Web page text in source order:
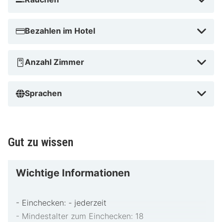
minütige Fahrt von Nationalpark Berchtesgaden und
Wellnessangebot ist 6,7 km von Wimbachklamm und
Jennerbahn in der Nähe
Bezahlen im Hotel
Anzahl Zimmer
Sprachen
Gut zu wissen
Wichtige Informationen
- Einchecken: - jederzeit
- Mindestalter zum Einchecken: 18